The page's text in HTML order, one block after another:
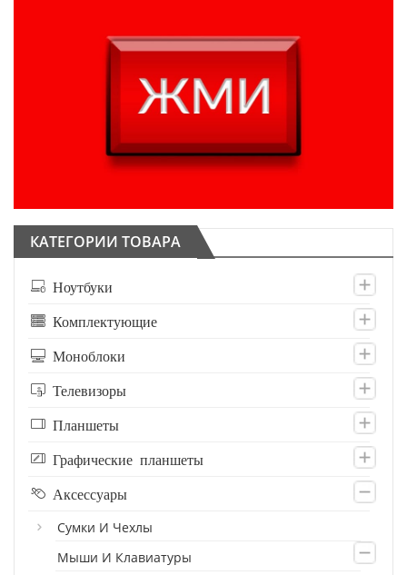
КАТЕГОРИИ ТОВАРА
Ноутбуки
Комплектующие
Моноблоки
Телевизоры
Планшеты
Графические планшеты
Аксессуары
Сумки И Чехлы
Мыши И Клавиатуры